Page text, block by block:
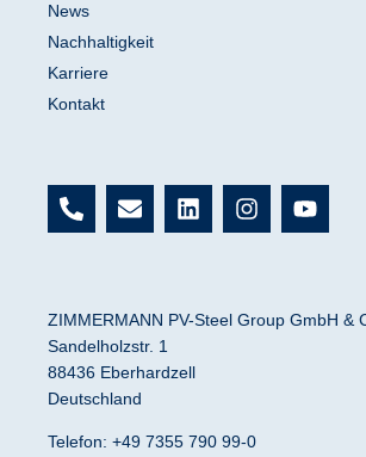
News
Nachhaltigkeit
Karriere
Kontakt
h
-
a
l
t
E
n
o
p
e
L
i
d
n
I
n
g
Y
o
b
ZIMMERMANN PV-Steel Group GmbH &
Sandelholzstr. 1
88436 Eberhardzell
Deutschland
Telefon: +49 7355 790 99-0